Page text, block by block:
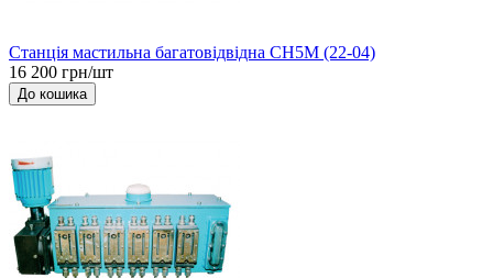
Станція мастильна багатовідвідна СН5М (22-04)
16 200 грн/шт
До кошика